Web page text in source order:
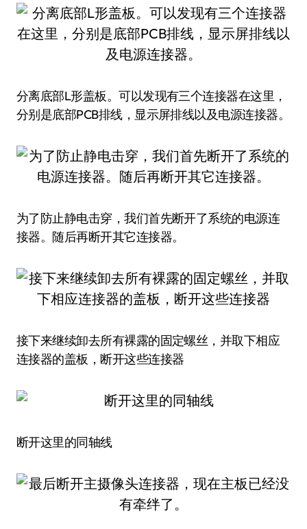
分离底部L形盖板。可以发现有三个连接器在这里，
分别是底部PCB排线，显示屏排线以及电源连接器。
为了防止静电击穿，我们首先断开了系统的电源连
接器。随后再断开其它连接器。
接下来继续卸去所有裸露的固定螺丝，并取下相应
连接器的盖板，断开这些连接器
断开这里的同轴线